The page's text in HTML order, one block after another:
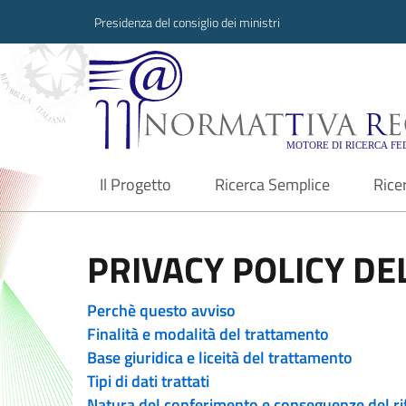
Presidenza del consiglio dei ministri
Normattiva
Il Progetto
current Ricerca Semplice
PRIVACY POLICY
Perchè questo avviso
Finalità e modalità del trattamento
Base giuridica e liceità del trattamento
Tipi di dati trattati